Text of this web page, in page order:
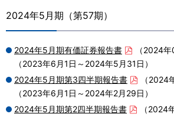
採用情報
ニュース
2024年5月期（第57期）
2024年5月期有価証券報告書
（2024
（2023年6月1日～2024年5月31日）
2024年5月期第3四半期報告書
（2024
（2023年6月1日～2024年2月29日）
2024年5月期第2四半期報告書
（2024